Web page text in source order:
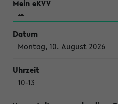
Montag, 10. August 2026
10-13